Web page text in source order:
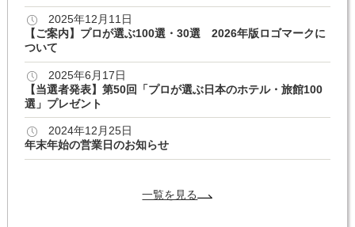
2025年12月11日
【ご案内】プロが選ぶ100選・30選 2026年版ロゴマークに
ついて
2025年6月17日
【当選者発表】第50回「プロが選ぶ日本のホテル・旅館100
選」プレゼント
2024年12月25日
年末年始の営業日のお知らせ
一覧を見る